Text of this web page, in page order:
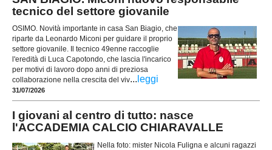
tecnico del settore giovanile
OSIMO. Novità importante in casa San Biagio, che
riparte da Leonardo Miconi per guidare il proprio
settore giovanile. Il tecnico 49enne raccoglie
l'eredità di Luca Capotondo, che lascia l'incarico
per motivi di lavoro dopo anni di preziosa
collaborazione nella crescita del viv... leggi
31/07/2026
I giovani al centro di tutto: nasce
l'ACCADEMIA CALCIO CHIARAVALLE
Nella foto: mister Nicola Fuligna e alcuni ragazzi